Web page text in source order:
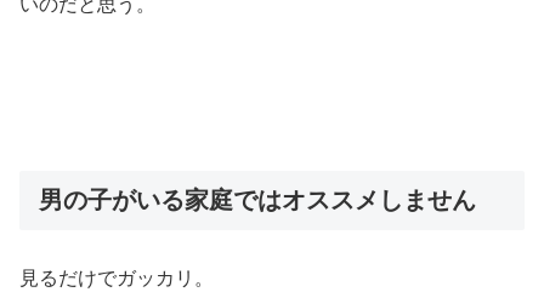
いのだと思う。
男の子がいる家庭ではオススメしません
見るだけでガッカリ。